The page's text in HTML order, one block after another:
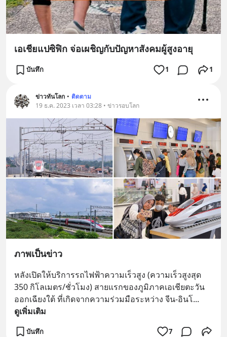
เอเชียแปซิฟิก จ่อเผชิญกับปัญหาสังคมผู้สูงอายุ
บันทึก 1 1
ข่าวทันโลก • ติดตาม
19 ธ.ค. 2023 เวลา 03:28 • ข่าวรอบโลก
ภาพเป็นข่าว
หลังเปิดให้บริการรถไฟฟ้าความเร็วสูง (ความเร็วสูงสุด
350 กิโลเมตร/ชั่วโมง) สายแรกของภูมิภาคเอเชียตะวัน
ออกเฉียงใต้ ที่เกิดจากความร่วมมือระหว่าง จีน-อินโ...
ดูเพิ่มเติม
บันทึก 7